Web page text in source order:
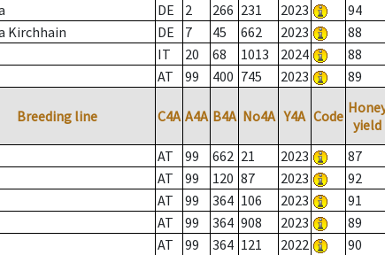
DE 2 266 231 2023 94
Kirchhain DE 7 45 662 2023 88
IT 20 68 1013 2024 88
AT 99 400 745 2023 89
Breeding line C4A A4A B4A No4A Y4A Code yield
AT 99 662 21 2023 87
AT 99 120 87 2023 92
AT 99 364 106 2023 91
AT 99 364 908 2023 89
AT 99 364 121 2022 90